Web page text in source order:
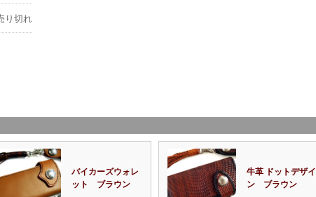
り切れ
バイカーズウォレ
ット ブラウン
牛革 ドットデザイ
ン ブラウン